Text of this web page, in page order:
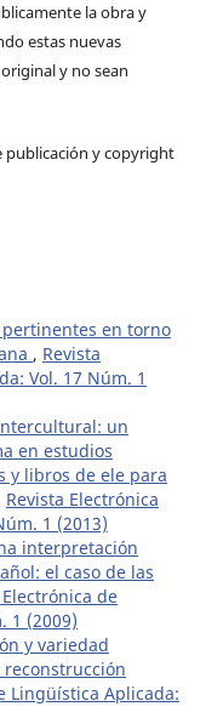
la obra y
estas nuevas
y no sean
publicación y copyright
pertinentes en torno
, Revista
Vol. 17 Núm. 1
un
en estudios
y libros de ele para
Revista Electrónica
1 (2013)
interpretación
el caso de las
de
1 (2009)
y variedad
Lingüística Aplicada: